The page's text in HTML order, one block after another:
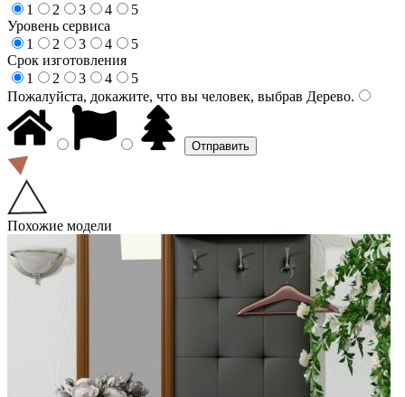
1
2 3 4
5
Уровень сервиса
1
2 3 4
5
Срок изготовления
1
2 3 4
5
Пожалуйста, докажите, что вы человек, выбрав Дерево.
Похожие модели